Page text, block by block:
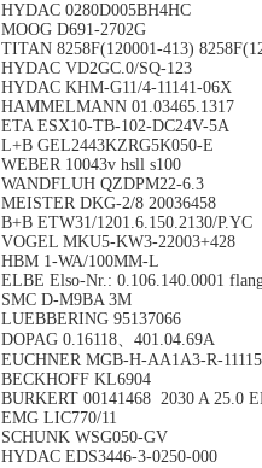
HYDAC 0280D005BH4HC
MOOG D691-2702G
TITAN 8258F(120001-413)
HYDAC VD2GC.0/SQ-123
HYDAC KHM-G11/4-11141-06X
HAMMELMANN 01.03465.1317
ETA ESX10-TB-102-DC24V-5A
L+B GEL2443KZRG5K050-E
WEBER 10043v hsll s100
WANDFLUH QZDPM22-6.3
MEISTER DKG-2/8 20036458
B+B ETW31/1201.6.150.2130/P.YC
VOGEL MKU5-KW3-22003+428
HBM 1-WA/100MM-L
ELBE Elso-Nr.: 0.106.140.0001
SMC D-M9BA 3M
LUEBBERING 95137066
DOPAG 0.16118、401.04.69A
EUCHNER MGB-H-AA1A3-R-
BECKHOFF KL6904
BURKERT 00141468 2030 A 25.0
EMG LIC770/11
SCHUNK WSG050-GV
HYDAC EDS3446-3-0250-000